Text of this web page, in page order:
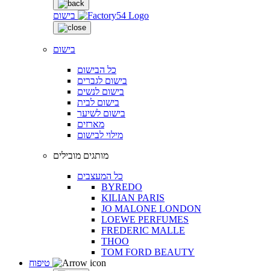
בישום
בישום
כל הבישום
בישום לגברים
בישום לנשים
בישום לבית
בישום לשיער
מארזים
מילוי לבישום
מותגים מובילים
כל המעצבים
BYREDO
KILIAN PARIS
JO MALONE LONDON
LOEWE PERFUMES
FREDERIC MALLE
THOO
TOM FORD BEAUTY